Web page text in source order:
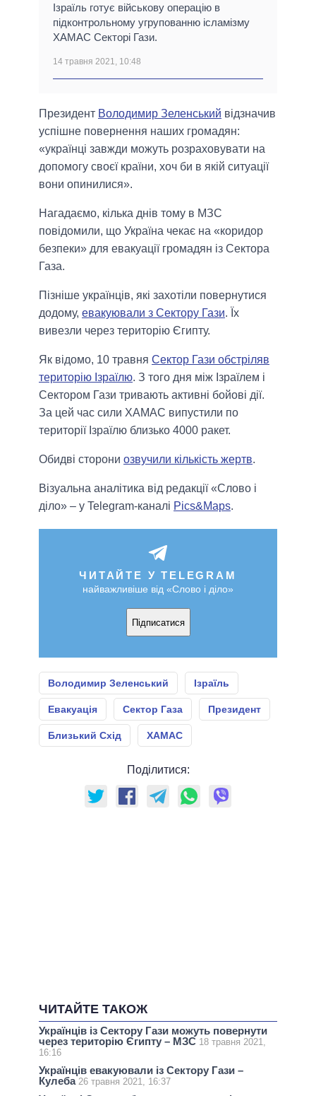
Ізраїль готує військову операцію в
підконтрольному угрупованню ісламізму
ХАМАС Секторі Гази.
14 травня 2021, 10:48
Президент Володимир Зеленський відзначив
успішне повернення наших громадян:
«українці завжди можуть розраховувати на
допомогу своєї країни, хоч би в якій ситуації
вони опинилися».
Нагадаємо, кілька днів тому в МЗС
повідомили, що Україна чекає на «коридор
безпеки» для евакуації громадян із Сектора
Газа.
Пізніше українців, які захотіли повернутися
додому, евакуювали з Сектору Гази. Їх
вивезли через територію Єгипту.
Як відомо, 10 травня Сектор Гази обстріляв
територію Ізраїлю. З того дня між Ізраїлем і
Сектором Гази тривають активні бойові дії.
За цей час сили ХАМАС випустили по
території Ізраїлю близько 4000 ракет.
Обидві сторони озвучили кількість жертв.
Візуальна аналітика від редакції «Слово і
діло» – у Telegram-каналі Pics&Maps.
ЧИТАЙТЕ У TELEGRAM
найважливіше від «Слово і діло»
Підписатися
Володимир Зеленський Ізраїль
Евакуація Сектор Газа Президент
Близький Схід ХАМАС
Поділитися:
ЧИТАЙТЕ ТАКОЖ
Українців із Сектору Гази можуть повернути
через територію Єгипту – МЗС 18 травня 2021,
16:16
Українців евакуювали із Сектору Гази –
Кулеба 26 травня 2021, 16:37